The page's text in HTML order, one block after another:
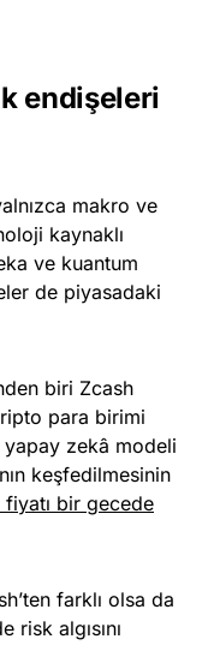
endişeleri
makro ve
kaynaklı
ve kuantum
de piyasadaki
biri Zcash
para birimi
yapay zekâ modeli
keşfedilmesinin
fiyatı bir gecede
farklı olsa da
algısını